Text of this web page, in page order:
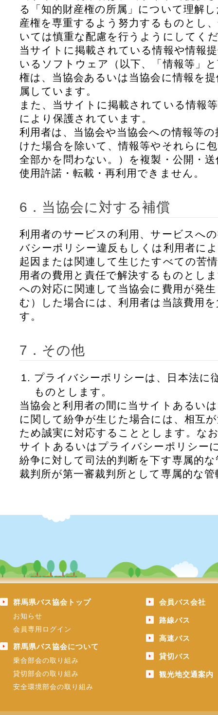
る「知的財産権の所属」について理解
産権を専重するよう努力するものとし
いては慎重な配慮を行うようにしてく
当サイトに掲載されている情報や情報
いるソフトウェア（以下、「情報等」
権は、当協会あるいは当協会に情報を
属しています。
また、当サイトに掲載されている情報
により保護されています。
利用者は、当協会や当協会への情報等
けた場合を除いて、情報等やそれらに
全部かを問わない。）を複製・公開・
使用許諾・転載・再利用できません。
6．当協会に対する補償
利用者のサービスの利用、サービスへ
バシーポリシー違反もしくは利用者に
起因または関連して生じたすべての苦
用者の費用と責任で解決するものとし
への対応に関連して当協会に費用が発
む）した場合には、利用者は当該費用
す。
7．その他
プライバシーポリシーは、日本法に
ものとします。
当協会と利用者の間に当サイトあるい
に関して紛争が生じた場合には、相互
ため誠実に対応することとします。な
サイトあるいはプライバシーポリシー
紛争に対して司法的判断を下す専属的
裁判所が第一審裁判所として専属的な
群馬県バス協会トップ
お知らせ
会員専用ログイン
群馬県バス協会について
乗合部会の取り組み
貸切部会の取り組み
安全環境部会の取り組み
会員バス会社
路線バス
高速バス
貸切バス
観光地交通案内